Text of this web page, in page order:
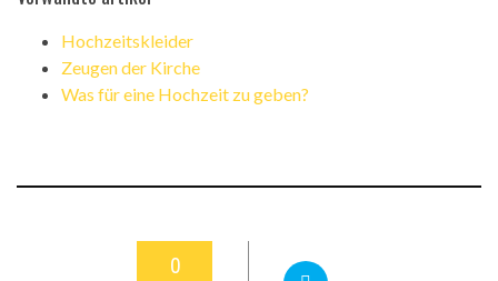
Hochzeitskleider
Zeugen der Kirche
Was für eine Hochzeit zu geben?
0